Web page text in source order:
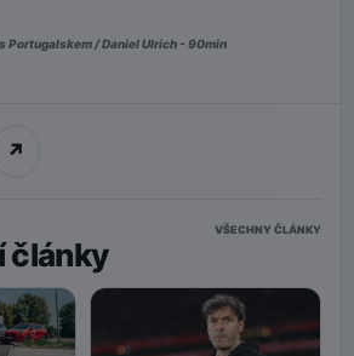
Portugalskem / Daniel Ulrich - 90min
↗
články
VŠECHNY ČLÁNKY